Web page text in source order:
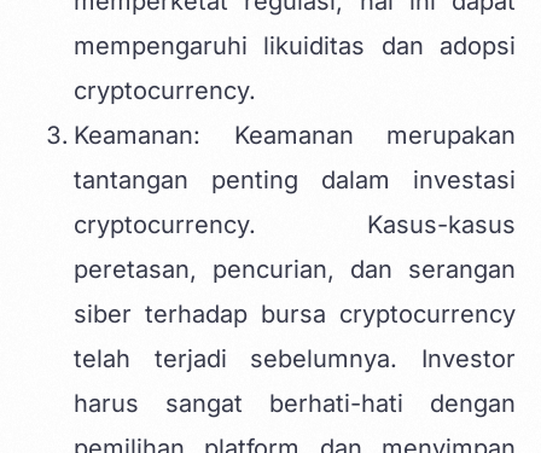
mempengaruhi likuiditas dan adopsi
cryptocurrency.
Keamanan: Keamanan merupakan
tantangan penting dalam investasi
cryptocurrency. Kasus-kasus
peretasan, pencurian, dan serangan
siber terhadap bursa cryptocurrency
telah terjadi sebelumnya. Investor
harus sangat berhati-hati dengan